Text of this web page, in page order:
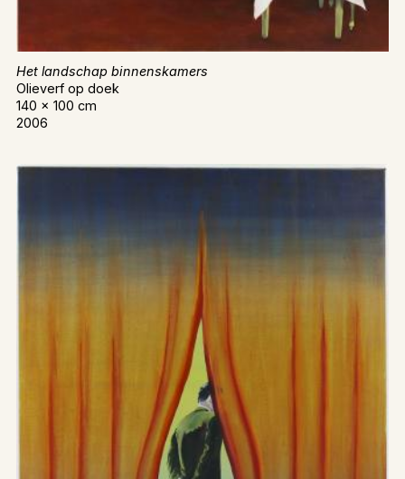
Het landschap binnenskamers
Olieverf op doek
140 x 100 cm
2006